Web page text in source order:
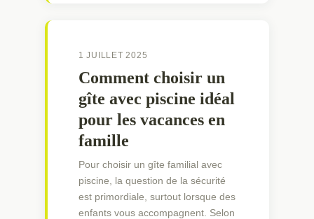
1 JUILLET 2025
Comment choisir un
gîte avec piscine idéal
pour les vacances en
famille
Pour choisir un gîte familial avec
piscine, la question de la sécurité
est primordiale, surtout lorsque des
enfants vous accompagnent. Selon